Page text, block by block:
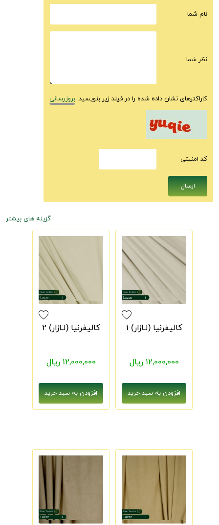
نام شما
نظر شما
کاراکترهای نشان داده شده را در فیلد زیر بنویسید. بروزرسانی
كد امنيتى
گزینه های بیشتر
کالیفرنیا (لـازار) 1
12,000,000 ریال
کالیفرنیا (لـازار) 2
12,000,000 ریال